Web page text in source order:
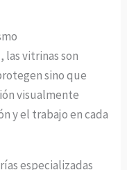
las vitrinas son
sino que
visualmente
y el trabajo en cada
especializadas